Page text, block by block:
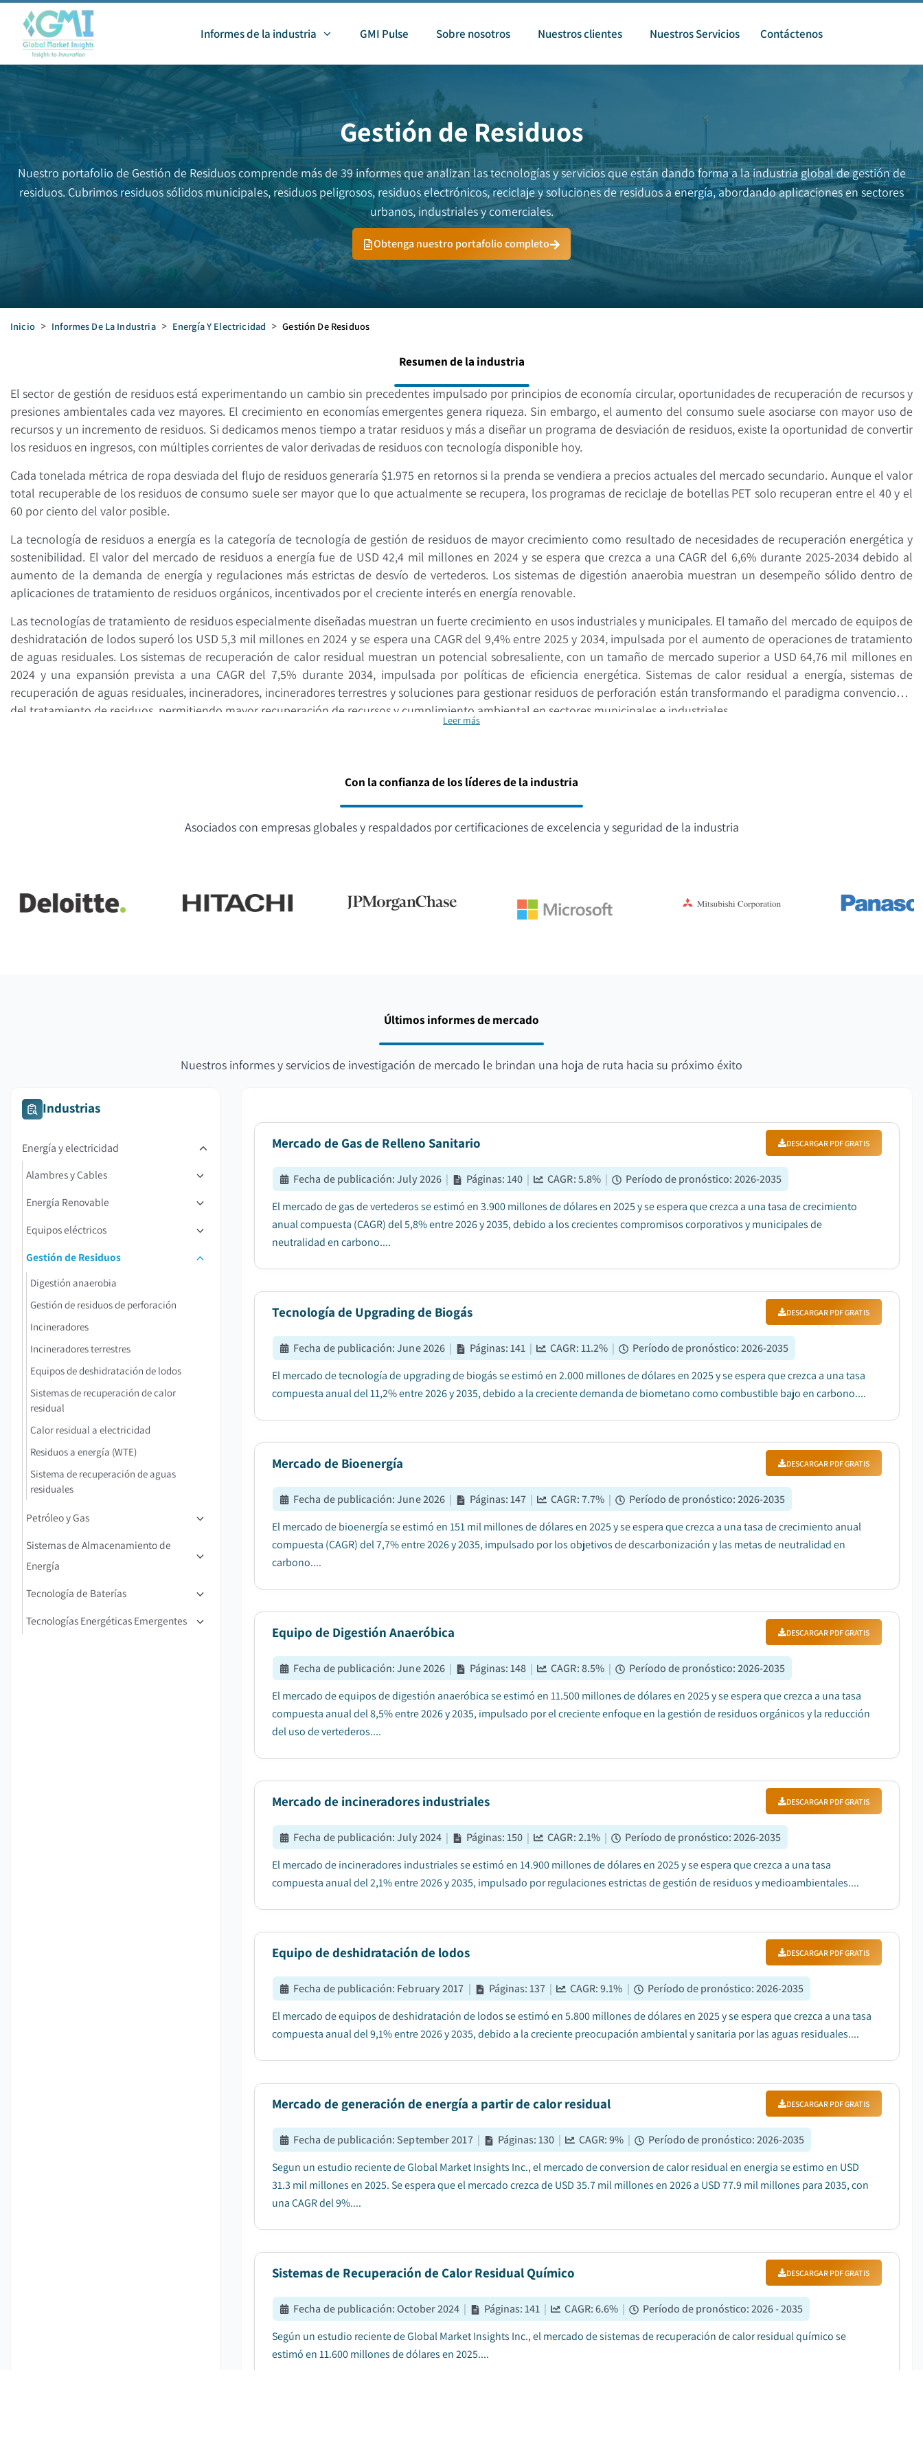
Informes de la industria GMI Pulse Sobre nosotros Nuestros clientes Nuestros Servicios Contáctenos
Gestión de Residuos
Nuestro portafolio de Gestión de Residuos comprende más de 39 informes que analizan las tecnologías y servicios que están dando forma a la industria global de gestión de
residuos. Cubrimos residuos sólidos municipales, residuos peligrosos, residuos electrónicos, reciclaje y soluciones de residuos a energía, abordando aplicaciones en sectores
urbanos, industriales y comerciales.
Obtenga nuestro portafolio completo
Inicio > Informes De La Industria > Energía Y Electricidad > Gestión De Residuos
Resumen de la industria
El sector de gestión de residuos está experimentando un cambio sin precedentes impulsado por principios de economía circular, oportunidades de recuperación de recursos y
presiones ambientales cada vez mayores. El crecimiento en economías emergentes genera riqueza. Sin embargo, el aumento del consumo suele asociarse con mayor uso de
recursos y un incremento de residuos. Si dedicamos menos tiempo a tratar residuos y más a diseñar un programa de desviación de residuos, existe la oportunidad de convertir
los residuos en ingresos, con múltiples corrientes de valor derivadas de residuos con tecnología disponible hoy.
Cada tonelada métrica de ropa desviada del flujo de residuos generaría $1.975 en retornos si la prenda se vendiera a precios actuales del mercado secundario. Aunque el valor
total recuperable de los residuos de consumo suele ser mayor que lo que actualmente se recupera, los programas de reciclaje de botellas PET solo recuperan entre el 40 y el
60 por ciento del valor posible.
La tecnología de residuos a energía es la categoría de tecnología de gestión de residuos de mayor crecimiento como resultado de necesidades de recuperación energética y
sostenibilidad. El valor del mercado de residuos a energía fue de USD 42,4 mil millones en 2024 y se espera que crezca a una CAGR del 6,6% durante 2025-2034 debido al
aumento de la demanda de energía y regulaciones más estrictas de desvío de vertederos. Los sistemas de digestión anaerobia muestran un desempeño sólido dentro de
aplicaciones de tratamiento de residuos orgánicos, incentivados por el creciente interés en energía renovable.
Las tecnologías de tratamiento de residuos especialmente diseñadas muestran un fuerte crecimiento en usos industriales y municipales. El tamaño del mercado de equipos de
deshidratación de lodos superó los USD 5,3 mil millones en 2024 y se espera una CAGR del 9,4% entre 2025 y 2034, impulsada por el aumento de operaciones de tratamiento
de aguas residuales. Los sistemas de recuperación de calor residual muestran un potencial sobresaliente, con un tamaño de mercado superior a USD 64,76 mil millones en
2024 y una expansión prevista a una CAGR del 7,5% durante 2034, impulsada por políticas de eficiencia energética. Sistemas de calor residual a energía, sistemas de
recuperación de aguas residuales, incineradores, incineradores terrestres y soluciones para gestionar residuos de perforación están transformando el paradigma convencional
del tratamiento de residuos, permitiendo mayor recuperación de recursos y cumplimiento ambiental en sectores municipales e industriales.
Leer más
Con la confianza de los líderes de la industria
Asociados con empresas globales y respaldados por certificaciones de excelencia y seguridad de la industria
Últimos informes de mercado
Nuestros informes y servicios de investigación de mercado le brindan una hoja de ruta hacia su próximo éxito
Industrias
Energía y electricidad
Alambres y Cables
Energía Renovable
Equipos eléctricos
Gestión de Residuos
Digestión anaerobia
Gestión de residuos de perforación
Incineradores
Incineradores terrestres
Equipos de deshidratación de lodos
Sistemas de recuperación de calor
residual
Calor residual a electricidad
Residuos a energía (WTE)
Sistema de recuperación de aguas
residuales
Petróleo y Gas
Sistemas de Almacenamiento de
Energía
Tecnología de Baterías
Tecnologías Energéticas Emergentes
Mercado de Gas de Relleno Sanitario DESCARGAR PDF GRATIS
Fecha de publicación:July 2026 | Páginas:140 | CAGR:5.8% | Período de pronóstico:2026-2035
El mercado de gas de vertederos se estimó en 3.900 millones de dólares en 2025 y se espera que crezca a una tasa de crecimiento
anual compuesta (CAGR) del 5,8% entre 2026 y 2035, debido a los crecientes compromisos corporativos y municipales de
neutralidad en carbono....
Tecnología de Upgrading de Biogás DESCARGAR PDF GRATIS
Fecha de publicación:June 2026 | Páginas:141 | CAGR:11.2% | Período de pronóstico:2026-2035
El mercado de tecnología de upgrading de biogás se estimó en 2.000 millones de dólares en 2025 y se espera que crezca a una tasa
compuesta anual del 11,2% entre 2026 y 2035, debido a la creciente demanda de biometano como combustible bajo en carbono....
Mercado de Bioenergía DESCARGAR PDF GRATIS
Fecha de publicación:June 2026 | Páginas:147 | CAGR:7.7% | Período de pronóstico:2026-2035
El mercado de bioenergía se estimó en 151 mil millones de dólares en 2025 y se espera que crezca a una tasa de crecimiento anual
compuesta (CAGR) del 7,7% entre 2026 y 2035, impulsado por los objetivos de descarbonización y las metas de neutralidad en
carbono....
Equipo de Digestión Anaeróbica DESCARGAR PDF GRATIS
Fecha de publicación:June 2026 | Páginas:148 | CAGR:8.5% | Período de pronóstico:2026-2035
El mercado de equipos de digestión anaeróbica se estimó en 11.500 millones de dólares en 2025 y se espera que crezca a una tasa
compuesta anual del 8,5% entre 2026 y 2035, impulsado por el creciente enfoque en la gestión de residuos orgánicos y la reducción
del uso de vertederos....
Mercado de incineradores industriales DESCARGAR PDF GRATIS
Fecha de publicación:July 2024 | Páginas:150 | CAGR:2.1% | Período de pronóstico:2026-2035
El mercado de incineradores industriales se estimó en 14.900 millones de dólares en 2025 y se espera que crezca a una tasa
compuesta anual del 2,1% entre 2026 y 2035, impulsado por regulaciones estrictas de gestión de residuos y medioambientales....
Equipo de deshidratación de lodos DESCARGAR PDF GRATIS
Fecha de publicación: February 2017 | Páginas:137 | CAGR:9.1% | Período de pronóstico:2026-2035
El mercado de equipos de deshidratación de lodos se estimó en 5.800 millones de dólares en 2025 y se espera que crezca a una tasa
compuesta anual del 9,1% entre 2026 y 2035, debido a la creciente preocupación ambiental y sanitaria por las aguas residuales....
Mercado de generación de energía a partir de calor residual DESCARGAR PDF GRATIS
Fecha de publicación: September 2017 | Páginas:130 | CAGR:9% | Período de pronóstico:2026-2035
Segun un estudio reciente de Global Market Insights Inc., el mercado de conversion de calor residual en energia se estimo en USD
31.3 mil millones en 2025. Se espera que el mercado crezca de USD 35.7 mil millones en 2026 a USD 77.9 mil millones para 2035, con
una CAGR del 9%....
Sistemas de Recuperación de Calor Residual Químico DESCARGAR PDF GRATIS
Fecha de publicación:October 2024 | Páginas:141 | CAGR:6.6% | Período de pronóstico:2026 - 2035
Según un estudio reciente de Global Market Insights Inc., el mercado de sistemas de recuperación de calor residual químico se
estimó en 11.600 millones de dólares en 2025....